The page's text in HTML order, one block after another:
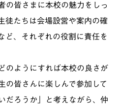
の皆さまに本校の魅力をしっ
徒たちは会場設営や案内の確
ど、それぞれの役割に責任を
のようにすれば本校の良さが
の皆さんに楽しんで参加して
だろうか」と考えながら、仲